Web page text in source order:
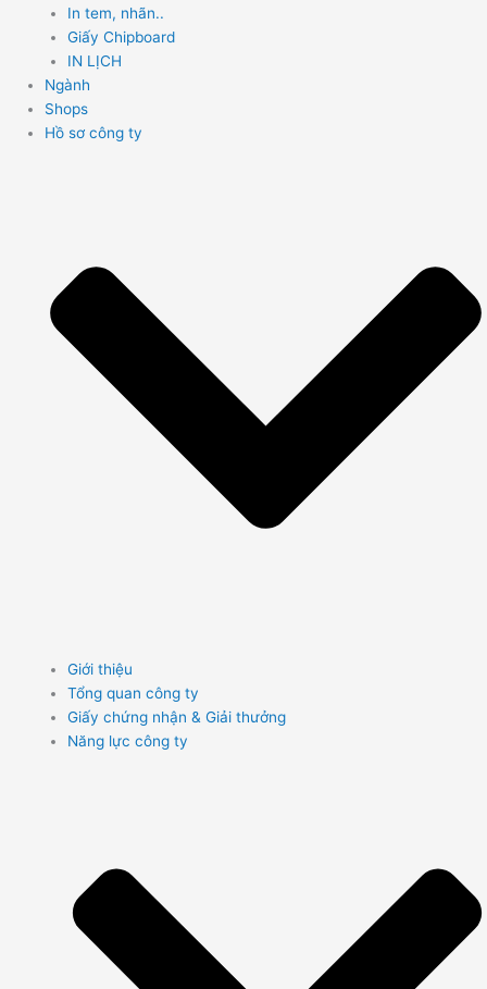
In tem, nhãn..
Giấy Chipboard
IN LỊCH
Ngành
Shops
Hồ sơ công ty
Giới thiệu
Tổng quan công ty
Giấy chứng nhận & Giải thưởng
Năng lực công ty